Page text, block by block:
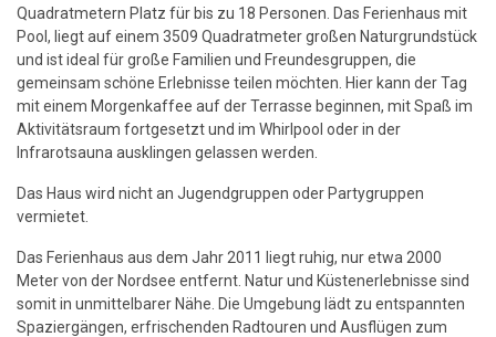
Quadratmetern Platz für bis zu 18 Personen. Das Ferienhaus mit
Pool, liegt auf einem 3509 Quadratmeter großen Naturgrundstück
und ist ideal für große Familien und Freundesgruppen, die
gemeinsam schöne Erlebnisse teilen möchten. Hier kann der Tag
mit einem Morgenkaffee auf der Terrasse beginnen, mit Spaß im
Aktivitätsraum fortgesetzt und im Whirlpool oder in der
Infrarotsauna ausklingen gelassen werden.
Das Haus wird nicht an Jugendgruppen oder Partygruppen
vermietet.
Das Ferienhaus aus dem Jahr 2011 liegt ruhig, nur etwa 2000
Meter von der Nordsee entfernt. Natur und Küstenerlebnisse sind
somit in unmittelbarer Nähe. Die Umgebung lädt zu entspannten
Spaziergängen, erfrischenden Radtouren und Ausflügen zum